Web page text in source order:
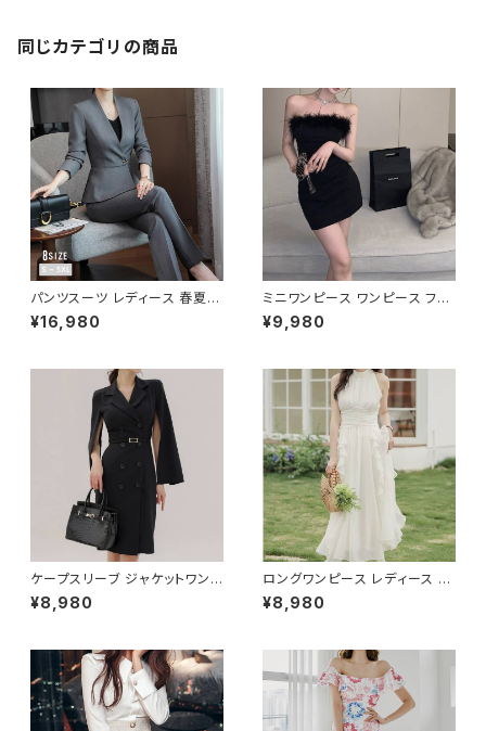
水泳 プール ビーチ 海 アウトド
ア リゾート ブラック カーキ カジ
0代 K-M0018
同じカテゴリの商品
パンツスーツ レディース 春夏
秋冬 春 夏 秋 冬 黒 紺 スーツ
上下セット 2点セット ジャケット
ビジネススーツ ロング パンツス
ーツ ロングパンツ ペプラム ノー
カラースーツ ペプラムジャケット
レディーススーツ 大きいサイズ
オフィス OL オフィスカジュアル
ビジネス 結婚式 パーティー お
呼ばれ ブラック ネイビー グレ
ー S M L XL 2XL 3XL 4XL 5
XL 10代 20代 30代 40代 C-
WAW1079
¥16,980
ミニワンピース ワンピース フェ
ザーデザイン タイトワンピース
チューブトップ レディース 春夏
ワンピドレス OL エレガント フ
ォーマル ブラック ボルドー ホワ
イト 大きいサイズ きれいめ ドレ
スワンピース お呼ばれ 韓国 フ
ァッション オフィスカジュアル 韓
国風 キャバドレス ナイトドレス
ナイトワンピ カジュアル 10代 2
0代 30代 40代 C-OSS0127
¥9,980
ケープスリーブ ジャケットワンピ
ース ベルト付き ワンピース レデ
ィース 長袖 襟付き タイト スー
ート 二次会 結婚式 春 夏 秋 冬
お呼ばれ ブラック ベージュ お
しゃれ 高見え 20代 30代 40代
フォーマル 体型カバー 人気 トレ
ンド C-OSS0136
¥8,980
ロングワンピース レディース シ
フォン フリル ハイネック ノース
リーブ フレア Aライン エレガン
秋 冬 お呼ばれ デート 食事会
フォーマル リゾート パーティー
人気 大人可愛い ホワイト C-O
¥8,980